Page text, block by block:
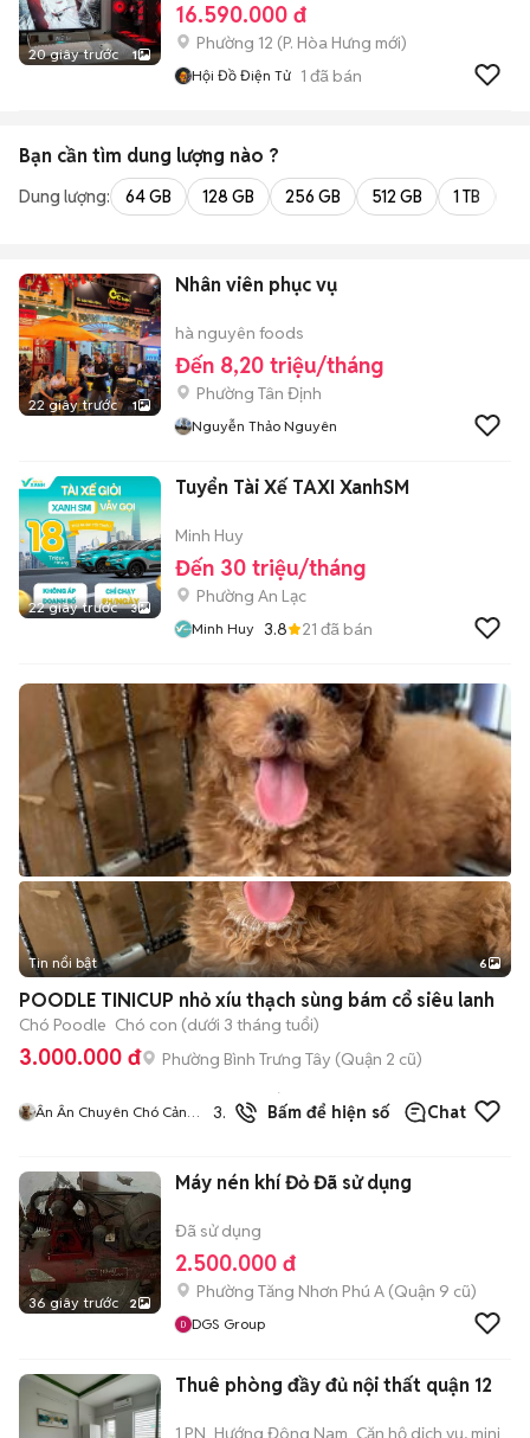
20 giây trước 1
16.590.000 đ
Phường 12 (P. Hòa Hưng mới)
Hội Đồ Điện Tử 1 đã bán
Bạn cần tìm dung lượng nào ?
Dung lượng: 64 GB 128 GB 256 GB 512 GB 1 TB
22 giây trước 1
Nhân viên phục vụ
hà nguyên foods
Đến 8,20 triệu/tháng
Phường Tân Định
Nguyễn Thảo Nguyên
22 giây trước 3
Tuyển Tài Xế TAXI XanhSM
Minh Huy
Đến 30 triệu/tháng
Phường An Lạc
Minh Huy 3.8 21 đã bán
+2
Tin nổi bật 6
POODLE TINICUP nhỏ xíu thạch sùng bám cổ siêu lanh
Chó Poodle Chó con (dưới 3 tháng tuổi)
3.000.000 đ Phường Bình Trưng Tây (Quận 2 cũ)
Ân Ân Chuyên Chó Cảnh
3.7
71
đã
bán
Bấm để hiện số Chat
36 giây trước 2
Máy nén khí Đỏ Đã sử dụng
Đã sử dụng
2.500.000 đ
Phường Tăng Nhơn Phú A (Quận 9 cũ)
DGS Group
Thuê phòng đầy đủ nội thất quận 12
1 PN Hướng Đông Nam Căn hộ dịch vụ, mini